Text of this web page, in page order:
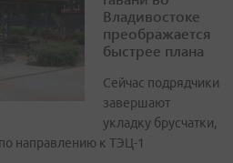
Владивостоке
преображается
быстрее плана
Сейчас подрядчики
завершают
укладку брусчатки,
направлению к ТЭЦ-1